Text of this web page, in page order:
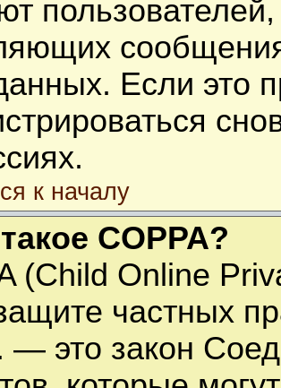
Если это
к началу
COPPA?
(Child Online
частных
— это закон